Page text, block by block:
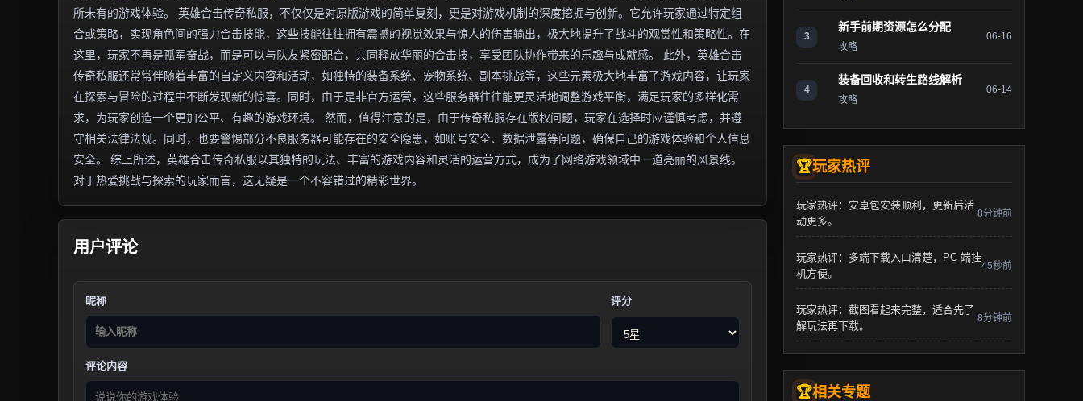
所未有的游戏体验。 英雄合击传奇私服，不仅仅是对原版游戏的简单复刻，更是对游戏机制的深度挖掘与创新。它允许玩家通过特定组
合或策略，实现角色间的强力合击技能，这些技能往往拥有震撼的视觉效果与惊人的伤害输出，极大地提升了战斗的观赏性和策略性。在
这里，玩家不再是孤军奋战，而是可以与队友紧密配合，共同释放华丽的合击技，享受团队协作带来的乐趣与成就感。 此外，英雄合击
传奇私服还常常伴随着丰富的自定义内容和活动，如独特的装备系统、宠物系统、副本挑战等，这些元素极大地丰富了游戏内容，让玩家
在探索与冒险的过程中不断发现新的惊喜。同时，由于是非官方运营，这些服务器往往能更灵活地调整游戏平衡，满足玩家的多样化需
求，为玩家创造一个更加公平、有趣的游戏环境。 然而，值得注意的是，由于传奇私服存在版权问题，玩家在选择时应谨慎考虑，并遵
守相关法律法规。同时，也要警惕部分不良服务器可能存在的安全隐患，如账号安全、数据泄露等问题，确保自己的游戏体验和个人信息
安全。 综上所述，英雄合击传奇私服以其独特的玩法、丰富的游戏内容和灵活的运营方式，成为了网络游戏领域中一道亮丽的风景线。
对于热爱挑战与探索的玩家而言，这无疑是一个不容错过的精彩世界。
用户评论
昵称 评分
评论内容
3
新手前期资源怎么分配
攻略
06-16
4
装备回收和转生路线解析
攻略
06-14
玩家热评
玩家热评：安卓包安装顺利，更新后活
动更多。
8分钟前
玩家热评：多端下载入口清楚，PC 端挂
机方便。
45秒前
玩家热评：截图看起来完整，适合先了
解玩法再下载。
8分钟前
相关专题